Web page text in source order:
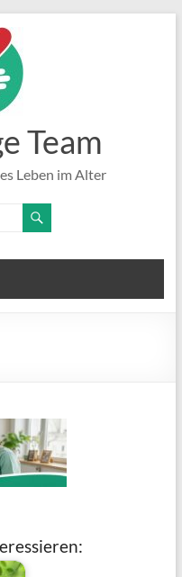
Team
Leben im Alter